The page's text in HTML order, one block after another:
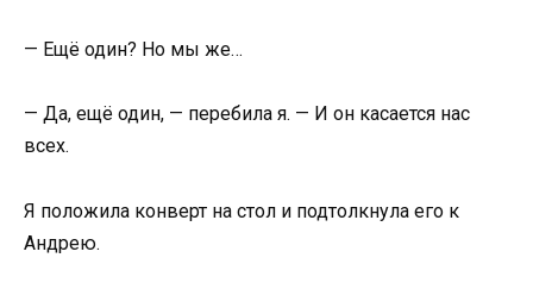
— Ещё один? Но мы же…
— Да, ещё один, — перебила я. — И он касается нас
всех.
Я положила конверт на стол и подтолкнула его к
Андрею.